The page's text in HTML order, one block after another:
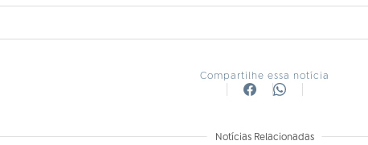
Compartilhe essa notícia
Notícias Relacionadas